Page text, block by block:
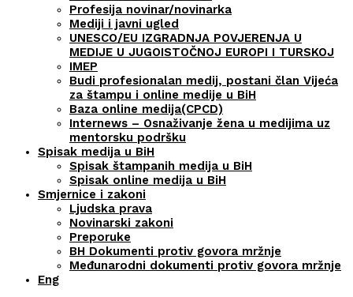
Profesija novinar/novinarka
Mediji i javni ugled
UNESCO/EU IZGRADNJA POVJERENJA U
MEDIJE U JUGOISTOČNOJ EUROPI I TURSKOJ
IMEP
Budi profesionalan medij, postani član Vijeća
za štampu i online medije u BiH
Baza online medija(CPCD)
Internews – Osnaživanje žena u medijima uz
mentorsku podršku
Spisak medija u BiH
Spisak štampanih medija u BiH
Spisak online medija u BiH
Smjernice i zakoni
Ljudska prava
Novinarski zakoni
Preporuke
BH Dokumenti protiv govora mržnje
Međunarodni dokumenti protiv govora mržnje
Eng